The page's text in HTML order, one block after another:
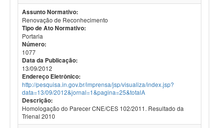
Assunto Normativo:
Renovação de Reconhecimento
Tipo de Ato Normativo:
Portaria
Número:
1077
Data da Publicação:
13/09/2012
Endereço Eletrônico:
http://pesquisa.in.gov.br/imprensa/jsp/visualiza/index.jsp?
data=13/09/2012&jornal=1&pagina=25&totalA
Descrição:
Homologação do Parecer CNE/CES 102/2011. Resultado da
Trienal 2010